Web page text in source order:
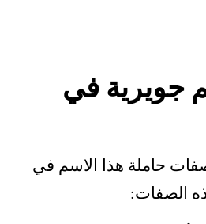
جويرية في
حاملة هذا الاسم في
الصفات: